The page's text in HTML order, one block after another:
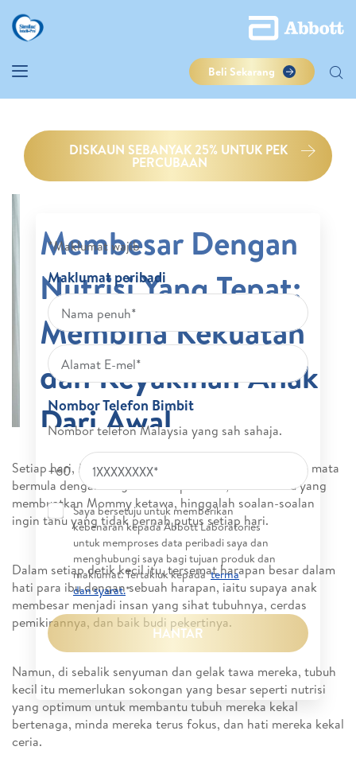
Beli Sekarang
DISKAUN SEBANYAK 25% UNTUK PEK
PERCUBAAN
*Maklumat wajib
Maklumat peribadi
Nombor Telefon Bimbit
Nombor telefon Malaysia yang sah sahaja.
+60
Saya bersetuju untuk memberikan
kebenaran kepada Abbott Laboratories
untuk memproses data peribadi saya dan
menghubungi saya bagi tujuan produk dan
maklumat. Tertakluk kepadaterma
dan syarat.*
HANTAR
Membesar Dengan
Nutrisi Yang Tepat:
Membina Kekuatan
dan Keyakinan Anak
Dari Awal
Setiap hari, Mommy melihat anak membesar di depan mata
bermula dengan langkah kecil pertama, telatah lucu yang
membuatkan Mommy ketawa, hinggalah soalan-soalan
ingin tahu yang tidak pernah putus setiap hari.
Dalam setiap detik kecil itu, tersemat harapan besar dalam
hati para ibu dengan sebuah harapan, iaitu supaya anak
membesar menjadi insan yang sihat tubuhnya, cerdas
pemikirannya, dan baik budi pekertinya.
Namun, di sebalik senyuman dan gelak tawa mereka, tubuh
kecil itu memerlukan sokongan yang besar seperti nutrisi
yang optimum untuk membantu tubuh mereka kekal
bertenaga, minda mereka terus fokus, dan hati mereka kekal
ceria.